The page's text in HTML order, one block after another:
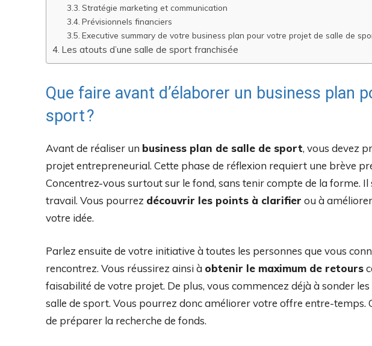
Stratégie marketing et communication
Prévisionnels financiers
Executive summary de votre business plan pour votre projet de salle de
Les atouts d’une salle de sport franchisée
Que faire avant d’élaborer un business plan
sport ?
Avant de réaliser un business plan de salle de sport, vous devez
projet entrepreneurial. Cette phase de réflexion requiert une brève
Concentrez-vous surtout sur le fond, sans tenir compte de la forme. Il
travail. Vous pourrez découvrir les points à clarifier ou à
votre idée.
Parlez ensuite de votre initiative à toutes les personnes que vous
rencontrez. Vous réussirez ainsi à obtenir le maximum de retours
faisabilité de votre projet. De plus, vous commencez déjà à sonder
salle de sport. Vous pourrez donc améliorer votre offre entre-temps.
de préparer la recherche de fonds.